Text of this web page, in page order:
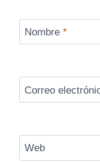
Nombre *
Correo
Web